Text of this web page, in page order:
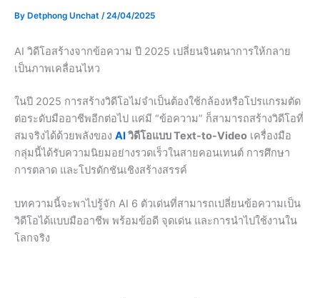
By Detphong Unchat /24/04/2025
AI วิดีโอสร้างจากข้อความ ปี 2025 เปลี่ยนจินตนาการให้กลาย
เป็นภาพเคลื่อนไหว
ในปี 2025 การสร้างวิดีโอไม่จำเป็นต้องใช้กล้องหรือโปรแกรมตัด
ต่อระดับมืออาชีพอีกต่อไป แค่มี “ข้อความ” ก็สามารถสร้างวิดีโอที่
สมจริงได้ด้วยพลังของ AIวิดีโอแบบ Text-to-Video เครื่องมือ
กลุ่มนี้ได้รับความนิยมอย่างรวดเร็วในสายคอนเทนต์ การศึกษา
การตลาด และโปรดักชันเชิงสร้างสรรค์
บทความนี้จะพาไปรู้จัก AI 6 ตัวเด่นที่สามารถเปลี่ยนข้อความเป็น
วิดีโอได้แบบมืออาชีพ พร้อมข้อดี จุดเด่น และการนำไปใช้งานใน
โลกจริง